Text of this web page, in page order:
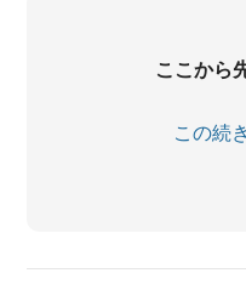
ここから
この続